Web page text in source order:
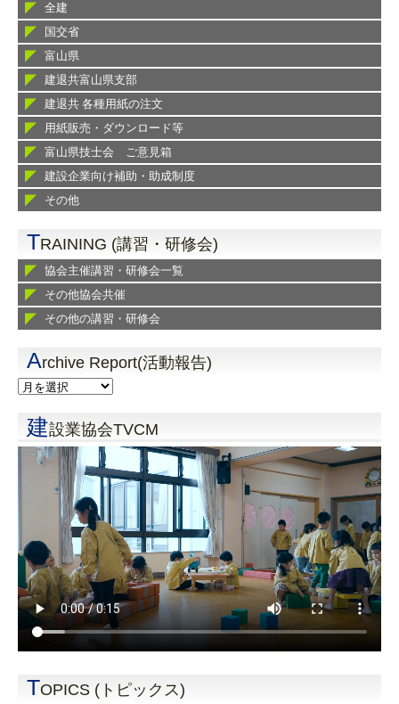
全建
国交省
富山県
建退共富山県支部
建退共 各種用紙の注文
用紙販売・ダウンロード等
富山県技士会 ご意見箱
建設企業向け補助・助成制度
その他
TRAINING (講習・研修会)
協会主催講習・研修会一覧
その他協会共催
その他の講習・研修会
Archive Report(活動報告)
建設業協会TVCM
TOPICS (トピックス)